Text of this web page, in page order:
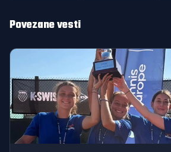
Povezane vesti